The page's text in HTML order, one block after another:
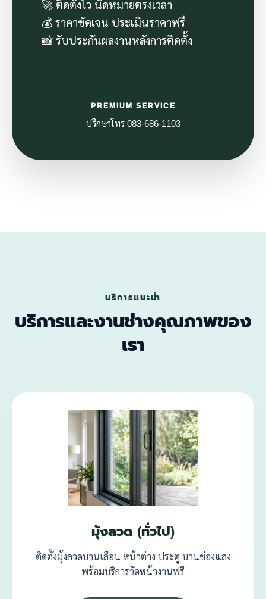
🚀 ติดตั้งไว นัดหมายตรงเวลา
💰 ราคาชัดเจน ประเมินราคาฟรี
📸 รับประกันผลงานหลังการติดตั้ง
PREMIUM SERVICE
ปรึกษาโทร 083-686-1103
บริการแนะนำ
บริการและงานช่างคุณภาพของ
เรา
มุ้งลวด (ทั่วไป)
ติดตั้งมุ้งลวดบานเลื่อน หน้าต่าง ประตู บานช่องแสง
พร้อมบริการวัดหน้างานฟรี